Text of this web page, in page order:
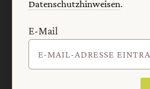
Nach oben
Datenschutzhinweisen.
E-Mail